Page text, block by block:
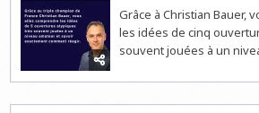
Grâce à Christian Bauer,
les idées de cinq
souvent jouées à un